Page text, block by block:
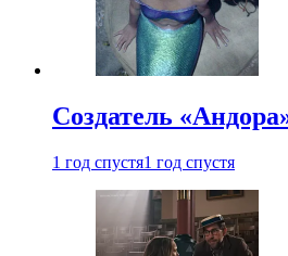
Создатель
1 год спустя1 год спустя